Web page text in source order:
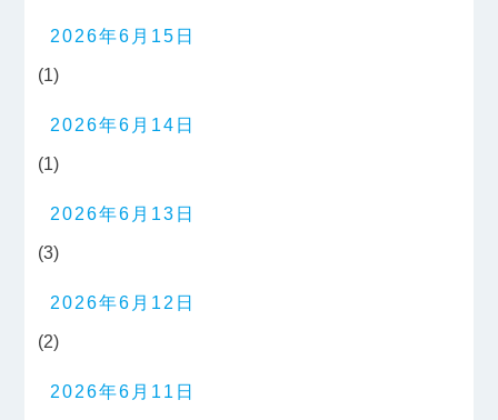
2026年6月15日
(1)
2026年6月14日
(1)
2026年6月13日
(3)
2026年6月12日
(2)
2026年6月11日